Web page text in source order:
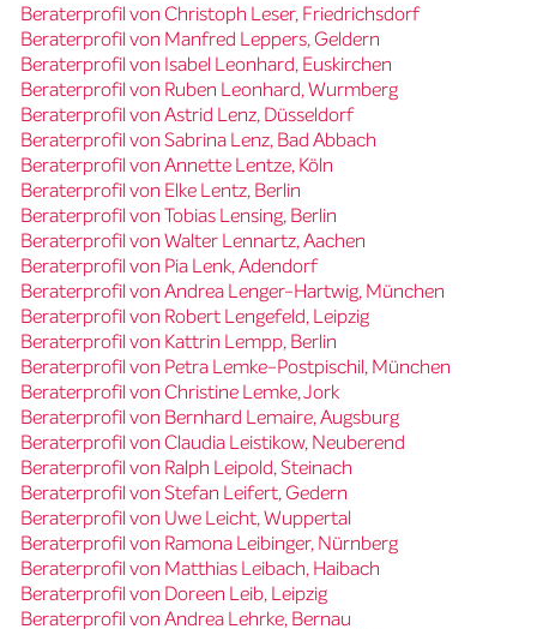
Beraterprofil von Christoph Leser, Friedrichsdorf
Beraterprofil von Manfred Leppers, Geldern
Beraterprofil von Isabel Leonhard, Euskirchen
Beraterprofil von Ruben Leonhard, Wurmberg
Beraterprofil von Astrid Lenz, Düsseldorf
Beraterprofil von Sabrina Lenz, Bad Abbach
Beraterprofil von Annette Lentze, Köln
Beraterprofil von Elke Lentz, Berlin
Beraterprofil von Tobias Lensing, Berlin
Beraterprofil von Walter Lennartz, Aachen
Beraterprofil von Pia Lenk, Adendorf
Beraterprofil von Andrea Lenger-Hartwig, München
Beraterprofil von Robert Lengefeld, Leipzig
Beraterprofil von Kattrin Lempp, Berlin
Beraterprofil von Petra Lemke-Postpischil, München
Beraterprofil von Christine Lemke, Jork
Beraterprofil von Bernhard Lemaire, Augsburg
Beraterprofil von Claudia Leistikow, Neuberend
Beraterprofil von Ralph Leipold, Steinach
Beraterprofil von Stefan Leifert, Gedern
Beraterprofil von Uwe Leicht, Wuppertal
Beraterprofil von Ramona Leibinger, Nürnberg
Beraterprofil von Matthias Leibach, Haibach
Beraterprofil von Doreen Leib, Leipzig
Beraterprofil von Andrea Lehrke, Bernau